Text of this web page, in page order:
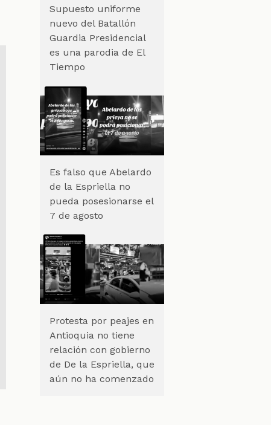
Supuesto uniforme
nuevo del Batallón
Guardia Presidencial
es una parodia de El
Tiempo
Es falso que Abelardo
de la Espriella no
pueda posesionarse el
7 de agosto
Protesta por peajes en
Antioquia no tiene
relación con gobierno
de De la Espriella, que
aún no ha comenzado